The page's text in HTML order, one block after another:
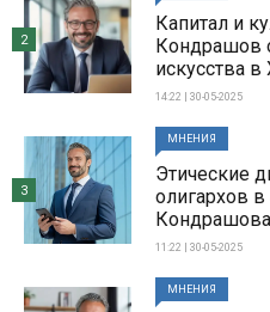
Капитал и
Кондрашов
искусства в
14:22 | 30-05-2025
2
МНЕНИЯ
Этические
олигархов в
Кондрашова
11:22 | 30-05-2025
3
МНЕНИЯ